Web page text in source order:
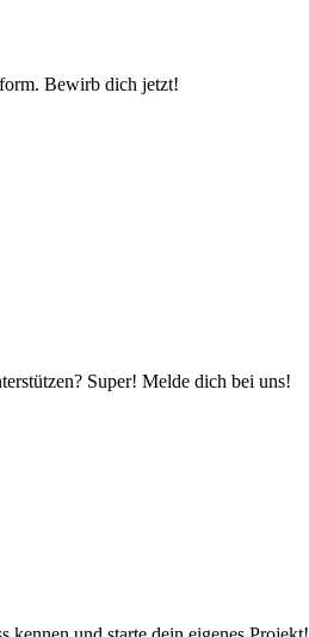
Bewirb dich jetzt!
Super! Melde dich bei uns!